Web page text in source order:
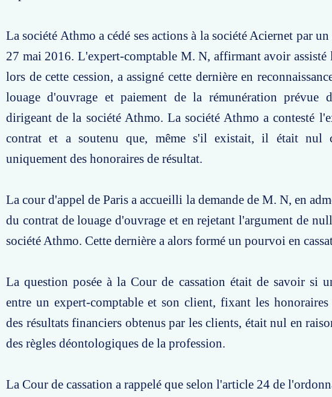
La société Athmo a cédé ses actions à la société Aciernet par
27 mai 2016. L'expert-comptable M. N, affirmant avoir assisté
lors de cette cession, a assigné cette dernière en
louage d'ouvrage et paiement de la rémunération prévue
dirigeant de la société Athmo. La société Athmo a contesté
contrat et a soutenu que, même s'il existait, il était nul
uniquement des honoraires de résultat.
La cour d'appel de Paris a accueilli la demande de M. N, en
du contrat de louage d'ouvrage et en rejetant l'argument de
société Athmo. Cette dernière a alors formé un pourvoi en
La question posée à la Cour de cassation était de savoir si
entre un expert-comptable et son client, fixant les
des résultats financiers obtenus par les clients, était nul en
des règles déontologiques de la profession.
La Cour de cassation a rappelé que selon l'article 24 de